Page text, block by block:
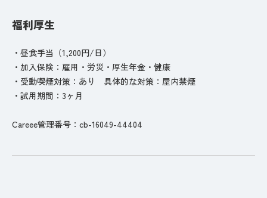
福利厚生
・昼食手当（1,200円/日）
・加入保険：雇用・労災・厚生年金・健康
・受動喫煙対策：あり 具体的な対策：屋内禁煙
・試用期間：3ヶ月
Careee管理番号：cb-16049-44404